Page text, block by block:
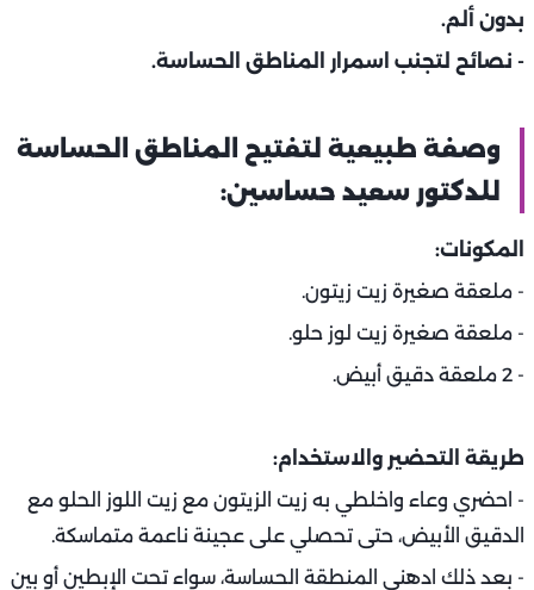
بدون ألم.
- نصائح لتجنب اسمرار المناطق الحساسة.
وصفة طبيعية لتفتيح المناطق الحساسة
للدكتور سعيد حساسين:
المكونات:
- ملعقة صغيرة زيت زيتون.
- ملعقة صغيرة زيت لوز حلو.
- 2 ملعقة دقيق أبيض.
طريقة التحضير والاستخدام:
- احضري وعاء واخلطي به زيت الزيتون مع زيت اللوز الحلو مع
الدقيق الأبيض، حتى تحصلي على عجينة ناعمة متماسكة.
- بعد ذلك ادهني المنطقة الحساسة، سواء تحت الإبطين أو بين